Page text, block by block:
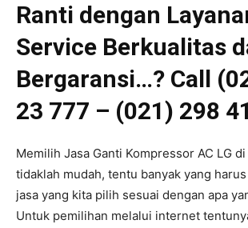
Ranti dengan
Service Berkualitas
Bergaransi…? Call
23 777 – (021) 298
Memilih Jasa Ganti Kompressor AC LG
tidaklah mudah, tentu banyak yang
jasa yang kita pilih sesuai dengan apa
Untuk pemilihan melalui internet